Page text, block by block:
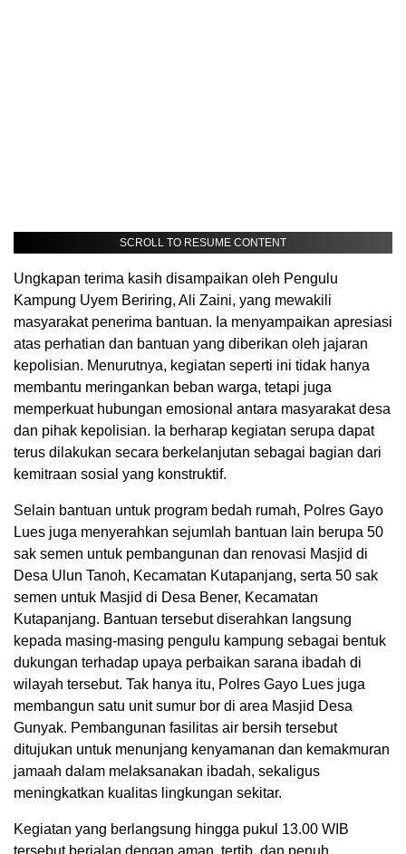
SCROLL TO RESUME CONTENT
Ungkapan terima kasih disampaikan oleh Pengulu
Kampung Uyem Beriring, Ali Zaini, yang mewakili
masyarakat penerima bantuan. Ia menyampaikan apresiasi
atas perhatian dan bantuan yang diberikan oleh jajaran
kepolisian. Menurutnya, kegiatan seperti ini tidak hanya
membantu meringankan beban warga, tetapi juga
memperkuat hubungan emosional antara masyarakat desa
dan pihak kepolisian. Ia berharap kegiatan serupa dapat
terus dilakukan secara berkelanjutan sebagai bagian dari
kemitraan sosial yang konstruktif.
Selain bantuan untuk program bedah rumah, Polres Gayo
Lues juga menyerahkan sejumlah bantuan lain berupa 50
sak semen untuk pembangunan dan renovasi Masjid di
Desa Ulun Tanoh, Kecamatan Kutapanjang, serta 50 sak
semen untuk Masjid di Desa Bener, Kecamatan
Kutapanjang. Bantuan tersebut diserahkan langsung
kepada masing-masing pengulu kampung sebagai bentuk
dukungan terhadap upaya perbaikan sarana ibadah di
wilayah tersebut. Tak hanya itu, Polres Gayo Lues juga
membangun satu unit sumur bor di area Masjid Desa
Gunyak. Pembangunan fasilitas air bersih tersebut
ditujukan untuk menunjang kenyamanan dan kemakmuran
jamaah dalam melaksanakan ibadah, sekaligus
meningkatkan kualitas lingkungan sekitar.
Kegiatan yang berlangsung hingga pukul 13.00 WIB
tersebut berjalan dengan aman, tertib, dan penuh